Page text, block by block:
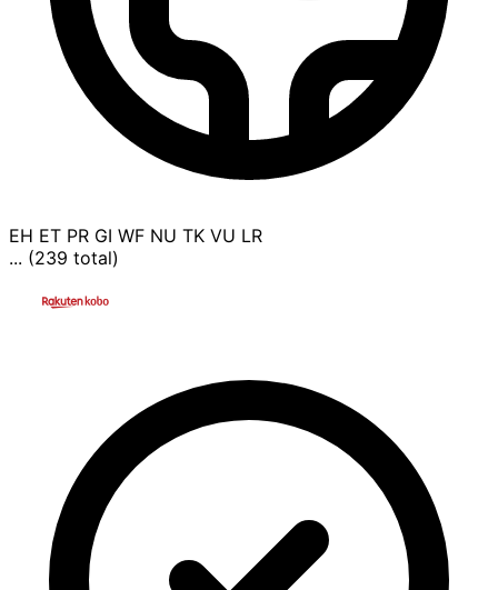
EH ET PR GI WF NU TK VU LR
... (239 total)